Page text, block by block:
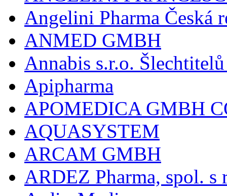
Angelini Pharma Česká
ANMED GMBH
Annabis s.r.o.
Apipharma
APOMEDICA GMBH
AQUASYSTEM
ARCAM GMBH
ARDEZ Pharma, spol. s